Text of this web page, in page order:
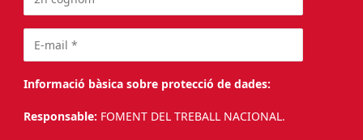
Informació bàsica sobre protecció de dades:
Responsable: FOMENT DEL TREBALL NACIONAL.